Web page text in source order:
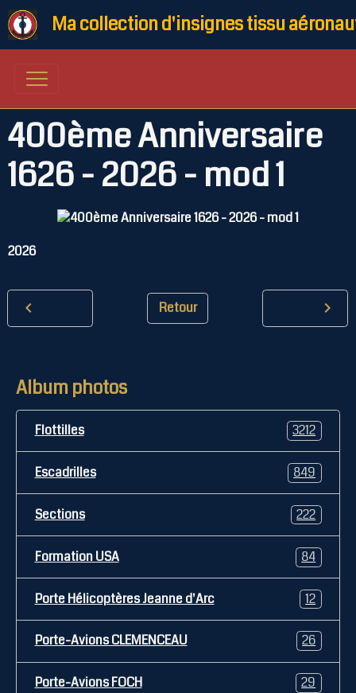
Ma collection d'insignes tissu
400ème Anniversaire
1626 - 2026 - mod 1
2026
Retour
Album photos
Flottilles 3212
Escadrilles 849
Sections 222
Formation USA 84
Porte Hélicoptères Jeanne d'Arc 12
Porte-Avions CLEMENCEAU 26
Porte-Avions FOCH 29